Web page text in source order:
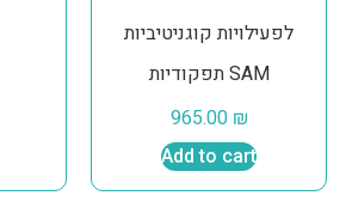
לפעילויות קוגניטיביות
תפקודיות SAM
965.00 ₪
Add to cart